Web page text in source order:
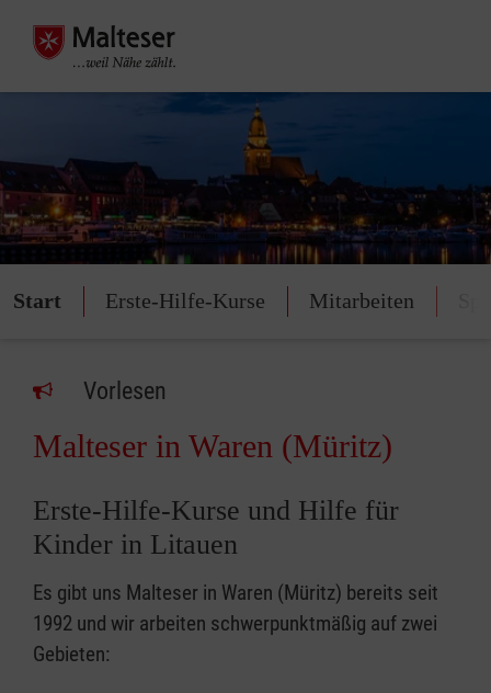
Start Erste-Hilfe-Kurse Mitarbeiten
Vorlesen
Malteser in Waren (Müritz)
Erste-Hilfe-Kurse und Hilfe für
Kinder in Litauen
Es gibt uns Malteser in Waren (Müritz) bereits seit
1992 und wir arbeiten schwerpunktmäßig auf zwei
Gebieten: